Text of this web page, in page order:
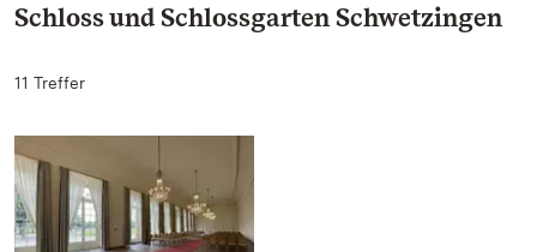
Schloss und Schlossgarten Schwetzingen
11 Treffer